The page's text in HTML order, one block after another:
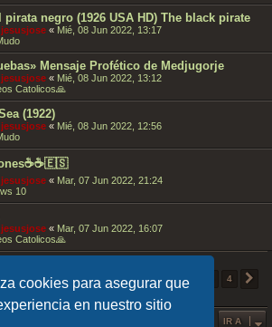
cookies para asegurar que
en nuestro sitio
pirata negro (1926 USA HD) The black pirate
jesusjose « Mié, 08 Jun 2022, 13:17
Mensaje Profético de Medjugorje
jesusjose « Mié, 08 Jun 2022, 13:12
Catolicos🙏
(1922)
jesusjose « Mié, 08 Jun 2022, 12:56
jesusjose « Mar, 07 Jun 2022, 21:24
10
jesusjose « Mar, 07 Jun 2022, 16:07
Catolicos🙏
Se encontraron 85 coincidencias 1 4
IR A